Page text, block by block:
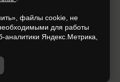
—
файлы cookie, не
для работы
аналитики Яндекс.Метрика,